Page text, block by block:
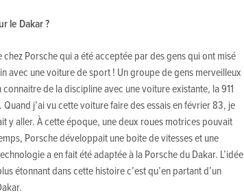
le Dakar ?
Porsche qui a été acceptée par des gens qui ont misé
avec une voiture de sport ! Un groupe de gens merveilleux
de la discipline avec une voiture existante, la 911
j’ai vu cette voiture faire des essais en février 83, je
y aller. À cette époque, une deux roues motrices pouvait
Porsche développait une boite de vitesses et une
a en fait été adaptée à la Porsche du Dakar. L’idée
étonnant dans cette histoire c’est qu’en partant d’un